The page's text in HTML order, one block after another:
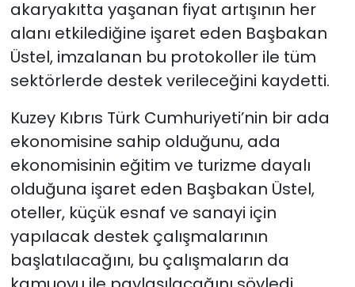
akaryakıtta yaşanan fiyat artışının her
alanı etkilediğine işaret eden Başbakan
Üstel, imzalanan bu protokoller ile tüm
sektörlerde destek verileceğini kaydetti.
Kuzey Kıbrıs Türk Cumhuriyeti’nin bir ada
ekonomisine sahip olduğunu, ada
ekonomisinin eğitim ve turizme dayalı
olduğuna işaret eden Başbakan Üstel,
oteller, küçük esnaf ve sanayi için
yapılacak destek çalışmalarının
başlatılacağını, bu çalışmaların da